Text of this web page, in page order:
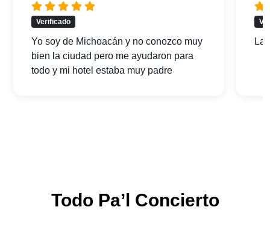
Verificado
Yo soy de Michoacán y no conozco muy
bien la ciudad pero me ayudaron para
todo y mi hotel estaba muy padre
La
Todo Pa’l Concierto